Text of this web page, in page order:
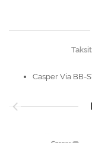
Casper Via BB-